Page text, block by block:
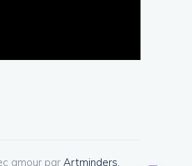
amour par Artminders.